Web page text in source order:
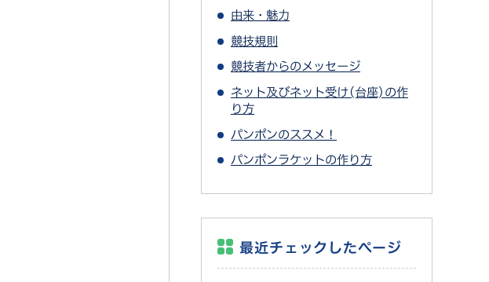
由来・魅力
競技規則
競技者からのメッセージ
ネット及びネット受け(台座)の作
り方
パンポンのススメ！
パンポンラケットの作り方
最近チェックしたページ